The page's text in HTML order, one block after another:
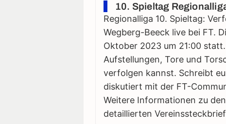
10. Spieltag
Regionalliga 10. Spieltag:
Wegberg-Beeck live bei FT.
Oktober 2023 um 21:00
Aufstellungen, Tore und
verfolgen kannst. Schreibt
diskutiert mit der FT-
Weitere Informationen zu
detaillierten